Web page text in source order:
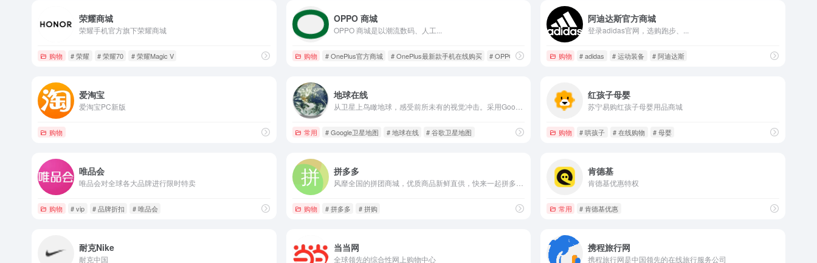
荣耀商城
荣耀手机官方旗下荣耀商城
购物 # 荣耀 # 荣耀70 # 荣耀Magic V
OPPO 商城
OPPO 商城是以潮流数码、人工...
购物 # OnePlus官方商城 # OnePlus最新款手机在线购买 # OPPO商城
阿迪达斯官方商城
登录adidas官网，选购跑步、...
购物 # adidas # 运动装备 # 阿迪达斯
爱淘宝
爱淘宝PC新版
购物
地球在线
常用 # Google卫星地图 # 地球在线 # 谷歌卫星地图
红孩子母婴
苏宁易购红孩子母婴用品商城
购物 # 哄孩子 # 在线购物 # 母婴
唯品会
唯品会对全球各大品牌进行限时特卖
购物 # vip # 品牌折扣 # 唯品会
拼多多
购物 # 拼多多 # 拼购
肯德基
肯德基优惠特权
常用 # 肯德基优惠
耐克Nike
耐克中国
当当网
全球领先的综合性网上购物中心
携程旅行网
携程旅行网是中国领先的在线旅行服务公司